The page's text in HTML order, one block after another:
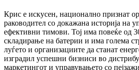
Крис е искусен, национално признат
раководител со докажана историја на
ефективни тимови. Тој има повеќе од
складирање на батерии и има голема
луѓето и организациите да станат
изградил успешни бизниси во
маркетингот и управувањето со